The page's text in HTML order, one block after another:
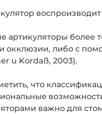
артикуляторы
окклюзии, либо с
u Kordaß, 2003).
что
важно для